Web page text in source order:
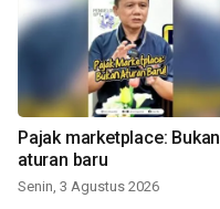
Pajak marketplace: Bukan
aturan baru
Senin, 3 Agustus 2026